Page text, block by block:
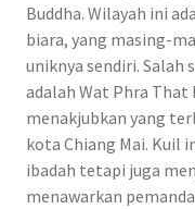
Buddha. Wilayah ini
biara, yang masing-
uniknya sendiri.
adalah Wat Phra That
menakjubkan yang
kota Chiang Mai. Kuil
ibadah tetapi juga
menawarkan